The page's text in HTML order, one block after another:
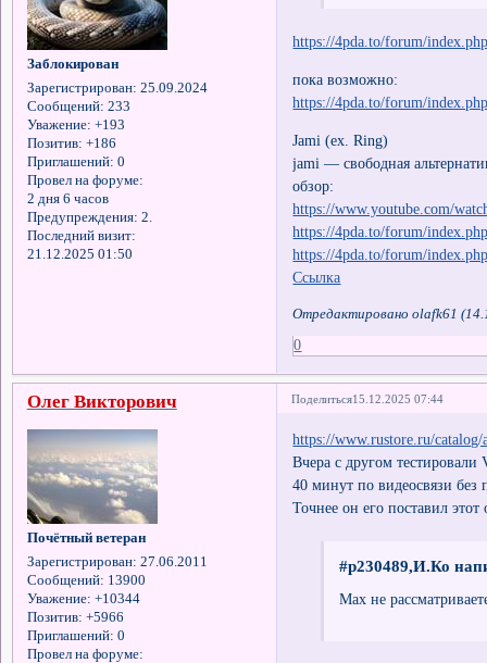
Заблокирован
Зарегистрирован: 25.09.2024
Сообщений: 233
Уважение: +193
Позитив: +186
Приглашений: 0
Провел на форуме:
2 дня 6 часов
Предупреждения: 2.
Последний визит:
21.12.2025 01:50
https://4pda.to/forum/
пока возможно:
https://4pda.to/forum/
Jami (ex. Ring)
jami — свободная
обзор:
https://www.youtube.com/
https://4pda.to/forum/
https://4pda.to/forum/
Ссылка
Отредактировано olafk61
0
Поделиться15.12.2025 07:44
Олег Викторович
Почётный ветеран
Зарегистрирован: 27.06.2011
Сообщений: 13900
Уважение: +10344
Позитив: +5966
Приглашений: 0
Провел на форуме:
https://www.rustore.ru/
Вчера с другом
40 минут по видеосвязи без
Точнее он его поставил
#p230489,И.Ко
Max не